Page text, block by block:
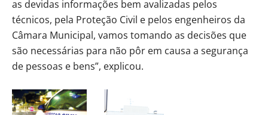
as devidas informações bem avalizadas pelos
técnicos, pela Proteção Civil e pelos engenheiros da
Câmara Municipal, vamos tomando as decisões que
são necessárias para não pôr em causa a segurança
de pessoas e bens”, explicou.